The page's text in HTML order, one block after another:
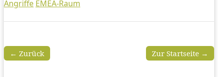
Angriffe EMEA-Raum
Zur Startseite →
← Zurück